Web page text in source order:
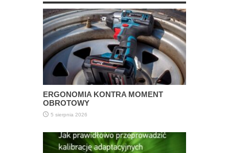
ERGONOMIA KONTRA MOMENT
OBROTOWY
5 sierpnia 2026